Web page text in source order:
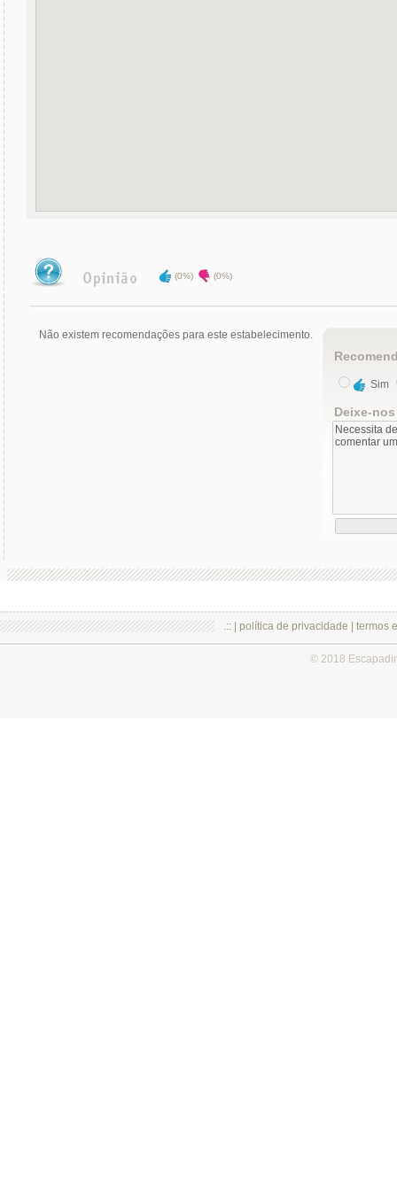
(0%) (0%)
Não existem recomendações para este estabelecimento.
Sim
Deixe-
.:: | política de privacidade termos
© 2018